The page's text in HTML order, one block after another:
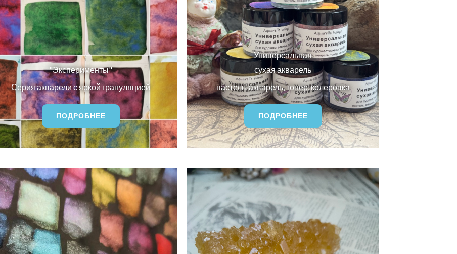
"Эксперименты"
Серия акварели с яркой грануляцией
ПОДРОБНЕЕ
Универсальная
сухая акварель
пастель, акварель, тонер, колеровка
ПОДРОБНЕЕ